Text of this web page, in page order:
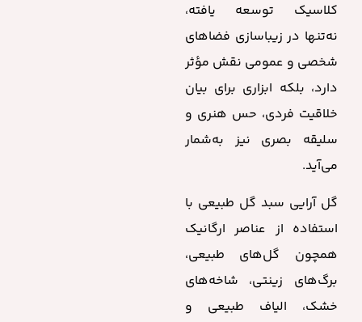
کلاسیک توسعه یافته،
نه‌تنها در زیباسازی فضاهای
شخصی و عمومی نقش مؤثر
دارد، بلکه ابزاری برای بیان
خلاقیت فردی، حس هنری و
سلیقه بصری نیز به‌شمار
می‌آید.
گل آرایی سبد گل طبیعی با
استفاده از عناصر ارگانیک
همچون گل‌های طبیعی،
برگ‌های زینتی، شاخه‌های
خشک، الیاف طبیعی و